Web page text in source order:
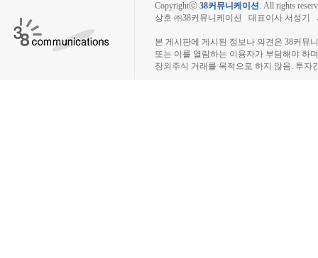
Copyrightⓒ 38커뮤니케이션. All rights
상호 ㈜38커뮤니케이션 대표이사 서성기
본 게시판에 게시된 정보나 의견은 38커뮤
또는 이를 열람하는 이용자가 부담해야 하
장외주식 거래를 목적으로 하지 않음. 투